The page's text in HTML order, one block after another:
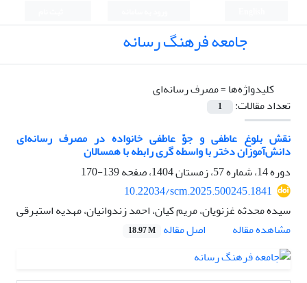
جامعه فرهنگ رسانه
کلیدواژه‌ها =مصرف رسانه‌ای
تعداد مقالات:
1
نقش بلوغ عاطفی و جوّ عاطفی خانواده در مصرف رسانه‌ای
دانش‌آموزان دختر با واسطه گری رابطه با همسالان
دوره 14، شماره 57، زمستان 1404، صفحه
139-170
10.22034/scm.2025.500245.1841
سیده محدثه غزنویان، مریم کیان، احمد زندوانیان، مهدیه استبرقی
مشاهده مقاله
اصل مقاله 18.97 M